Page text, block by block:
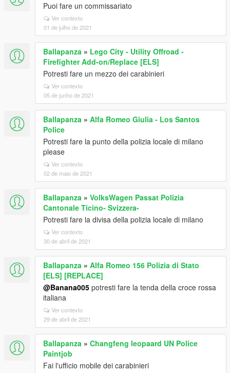
Puoi fare un commissariato
Ver contexto
01 de julho de 2021
Ballapanza » Lego City - Utility Offroad -
Firefighter Add-on/Replace [ELS]
Potresti fare un mezzo dei carabinieri
Ver contexto
05 de junho de 2021
Ballapanza » Alfa Romeo Giulia - Los Santos
Police
Potresti fare la punto della polizia locale di milano
please
Ver contexto
02 de maio de 2021
Ballapanza » VolksWagen Passat Polizia
Cantonale Ticino- Svizzera-
Potresti fare la divisa della polizia locale di milano
Ver contexto
30 de abril de 2021
Ballapanza » Alfa Romeo 156 Polizia di Stato
[ELS] [REPLACE]
@Banana005 potresti fare la tenda della croce rossa
italiana
Ver contexto
29 de abril de 2021
Ballapanza » Changfeng leopaard UN Police
Paintjob
Fai l'ufficio mobile dei carabinieri